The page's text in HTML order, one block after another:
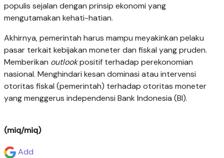
populis sejalan dengan prinsip ekonomi yang
mengutamakan kehati-hatian.
Akhirnya, pemerintah harus mampu meyakinkan pelaku
pasar terkait kebijakan moneter dan fiskal yang pruden.
Memberikan outlookpositif terhadap perekonomian
nasional. Menghindari kesan dominasi atau intervensi
otoritas fiskal (pemerintah) terhadap otoritas moneter
yang menggerus independensi Bank Indonesia (BI).
(miq/miq)
Add